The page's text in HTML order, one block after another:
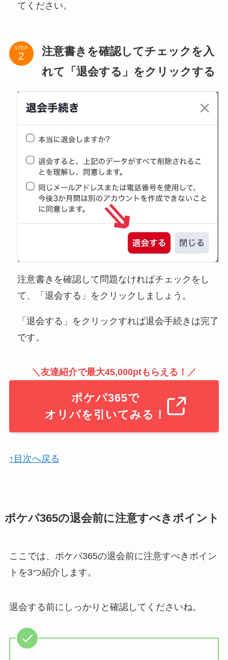
てください。
STEP
注意書きを確認してチェックを入
れて「退会する」をクリックする
注意書きを確認して問題なければチェックをし
て、「退会する」をクリックしましょう。
「退会する」をクリックすれば退会手続きは完了
です。
＼友達紹介で最大45,000ptもらえる！／
ポケパ365で
オリパを引いてみる！
↑目次へ戻る
ポケパ365の退会前に注意すべきポイント
ここでは、ポケパ365の退会前に注意すべきポイン
トを3つ紹介します。
退会する前にしっかりと確認してくださいね。